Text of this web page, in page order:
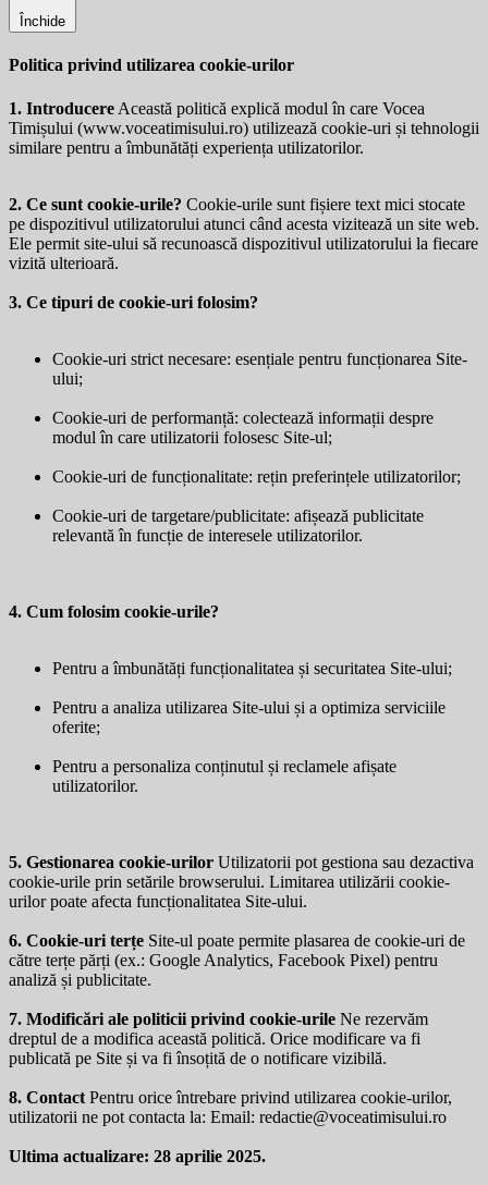
Închide
Politica privind utilizarea cookie-urilor
1. Introducere Această politică explică modul în care Vocea
Timișului (www.voceatimisului.ro) utilizează cookie-uri și tehnologii
similare pentru a îmbunătăți experiența utilizatorilor.
2. Ce sunt cookie-urile? Cookie-urile sunt fișiere text mici stocate
pe dispozitivul utilizatorului atunci când acesta vizitează un site web.
Ele permit site-ului să recunoască dispozitivul utilizatorului la fiecare
vizită ulterioară.
3. Ce tipuri de cookie-uri folosim?
Cookie-uri strict necesare: esențiale pentru funcționarea Site-
ului;
Cookie-uri de performanță: colectează informații despre
modul în care utilizatorii folosesc Site-ul;
Cookie-uri de funcționalitate: rețin preferințele utilizatorilor;
Cookie-uri de targetare/publicitate: afișează publicitate
relevantă în funcție de interesele utilizatorilor.
4. Cum folosim cookie-urile?
Pentru a îmbunătăți funcționalitatea și securitatea Site-ului;
Pentru a analiza utilizarea Site-ului și a optimiza serviciile
oferite;
Pentru a personaliza conținutul și reclamele afișate
utilizatorilor.
5. Gestionarea cookie-urilor Utilizatorii pot gestiona sau dezactiva
cookie-urile prin setările browserului. Limitarea utilizării cookie-
urilor poate afecta funcționalitatea Site-ului.
6. Cookie-uri terțe Site-ul poate permite plasarea de cookie-uri de
către terțe părți (ex.: Google Analytics, Facebook Pixel) pentru
analiză și publicitate.
7. Modificări ale politicii privind cookie-urile Ne rezervăm
dreptul de a modifica această politică. Orice modificare va fi
publicată pe Site și va fi însoțită de o notificare vizibilă.
8. Contact Pentru orice întrebare privind utilizarea cookie-urilor,
utilizatorii ne pot contacta la: Email: redactie@voceatimisului.ro
Ultima actualizare: 28 aprilie 2025.